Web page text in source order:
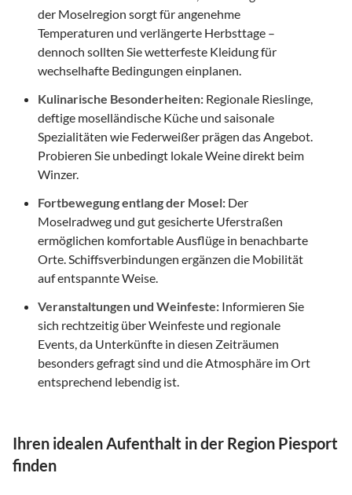
der Moselregion sorgt für angenehme
Temperaturen und verlängerte Herbsttage –
dennoch sollten Sie wetterfeste Kleidung für
wechselhafte Bedingungen einplanen.
Kulinarische Besonderheiten: Regionale Rieslinge,
deftige moselländische Küche und saisonale
Spezialitäten wie Federweißer prägen das Angebot.
Probieren Sie unbedingt lokale Weine direkt beim
Winzer.
Fortbewegung entlang der Mosel: Der
Moselradweg und gut gesicherte Uferstraßen
ermöglichen komfortable Ausflüge in benachbarte
Orte. Schiffsverbindungen ergänzen die Mobilität
auf entspannte Weise.
Veranstaltungen und Weinfeste: Informieren Sie
sich rechtzeitig über Weinfeste und regionale
Events, da Unterkünfte in diesen Zeiträumen
besonders gefragt sind und die Atmosphäre im Ort
entsprechend lebendig ist.
Ihren idealen Aufenthalt in der Region Piesport
finden